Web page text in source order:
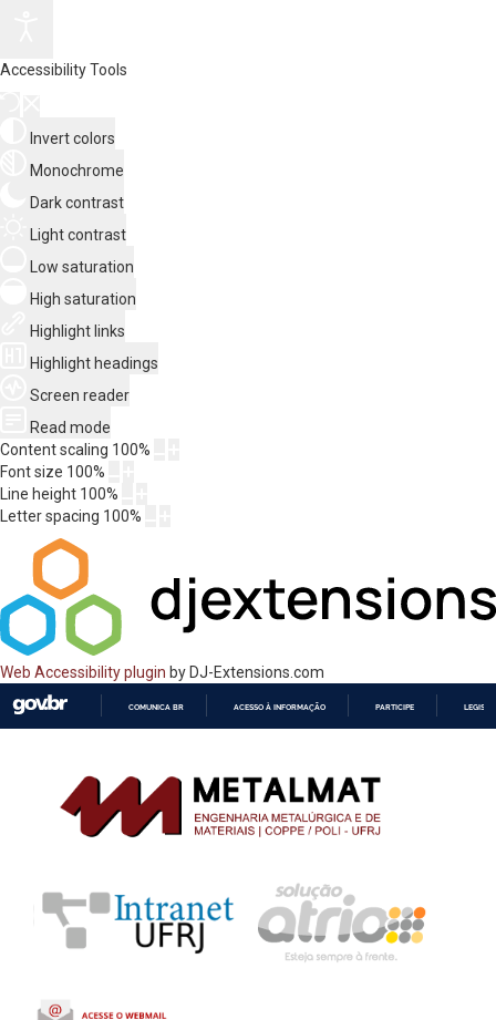
Accessibility Tools
Invert colors
Monochrome
Dark contrast
Light contrast
Low saturation
High saturation
Highlight links
Highlight headings
Screen reader
Read mode
Content scaling 100%
Font size 100%
Line height 100%
Letter spacing 100%
Web Accessibility plugin by DJ-Extensions.com
CONTEÚDO
COMUNICA BR ACESSO À INFORMAÇÃO PARTICIPE